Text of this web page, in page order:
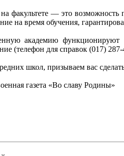
факультете — это
на время обучения,
академию функционируют
(телефон для справок (017)
школ, призываем вас
газета «Во славу Родины»